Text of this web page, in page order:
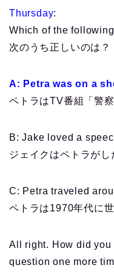
Thursday:
Which of the
次のうち正しいのは？
A: Petra was on a
ペトラはTV番組「警
B: Jake loved a
ジェイクはペトラがし
C: Petra traveled
ペトラは1970年代に
All right. How did you
question one more